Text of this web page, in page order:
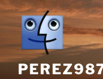
Saltar
contenido